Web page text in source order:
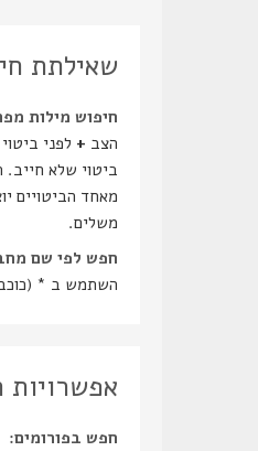
שאילתת
חיפוש מילות
הצב + לפני
ביטוי שלא חייב.
מאחד הביטויים
משלים.
חפש לפי שם
השתמש ב *
אפשרויות
חפש בפורומים: